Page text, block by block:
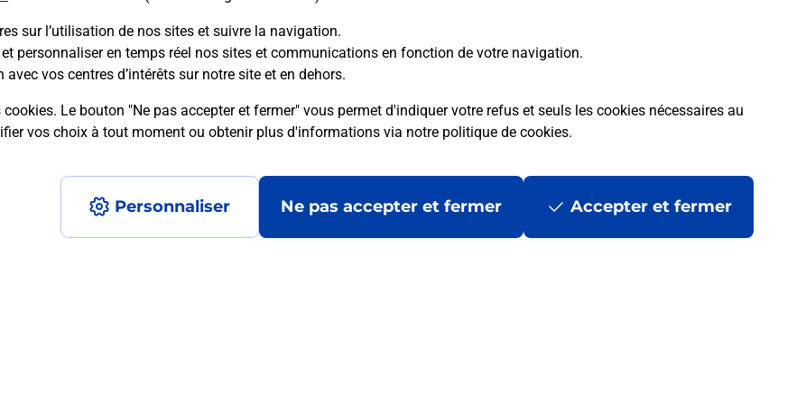
sur l’utilisation de nos sites et suivre la navigation.
personnaliser en temps réel nos sites et communications en fonction de votre navigation.
vos centres d’intérêts sur notre site et en dehors.
Le bouton "Ne pas accepter et fermer" vous permet d'indiquer votre refus et seuls les cookies nécessaires au
vos choix à tout moment ou obtenir plus d'informations via notre politique de cookies.
Personnaliser Ne pas accepter et fermer Accepter et fermer
posées